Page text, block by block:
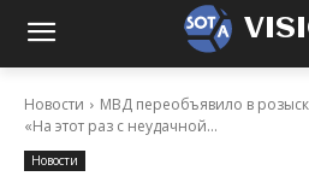
Новости
МВД переобъявило в розыск
«На этот раз с неудачной...
Новости